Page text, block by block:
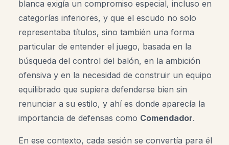
blanca exigía un compromiso especial, incluso en
categorías inferiores, y que el escudo no solo
representaba títulos, sino también una forma
particular de entender el juego, basada en la
búsqueda del control del balón, en la ambición
ofensiva y en la necesidad de construir un equipo
equilibrado que supiera defenderse bien sin
renunciar a su estilo, y ahí es donde aparecía la
importancia de defensas como Comendador.
En ese contexto, cada sesión se convertía para él